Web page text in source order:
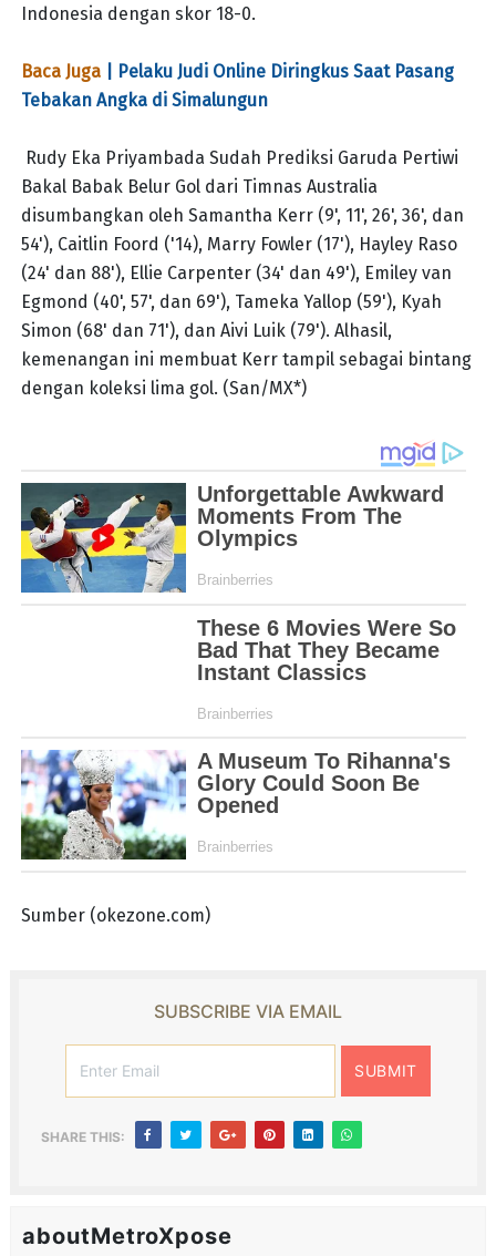
Indonesia dengan skor 18-0.
Baca Juga| Pelaku Judi Online Diringkus Saat Pasang
Tebakan Angka di Simalungun
Rudy Eka Priyambada Sudah Prediksi Garuda Pertiwi
Bakal Babak Belur Gol dari Timnas Australia
disumbangkan oleh Samantha Kerr (9', 11', 26', 36', dan
54'), Caitlin Foord ('14), Marry Fowler (17'), Hayley Raso
(24' dan 88'), Ellie Carpenter (34' dan 49'), Emiley van
Egmond (40', 57', dan 69'), Tameka Yallop (59'), Kyah
Simon (68' dan 71'), dan Aivi Luik (79'). Alhasil,
kemenangan ini membuat Kerr tampil sebagai bintang
dengan koleksi lima gol. (San/MX*)
Sumber (okezone.com)
SUBSCRIBE VIA EMAIL
SHARE THIS:
aboutMetroXpose